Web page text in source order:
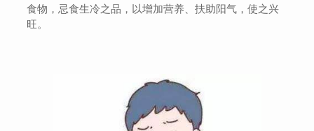
食物，忌食生冷之品，以增加营养、扶助阳气，使之兴
旺。